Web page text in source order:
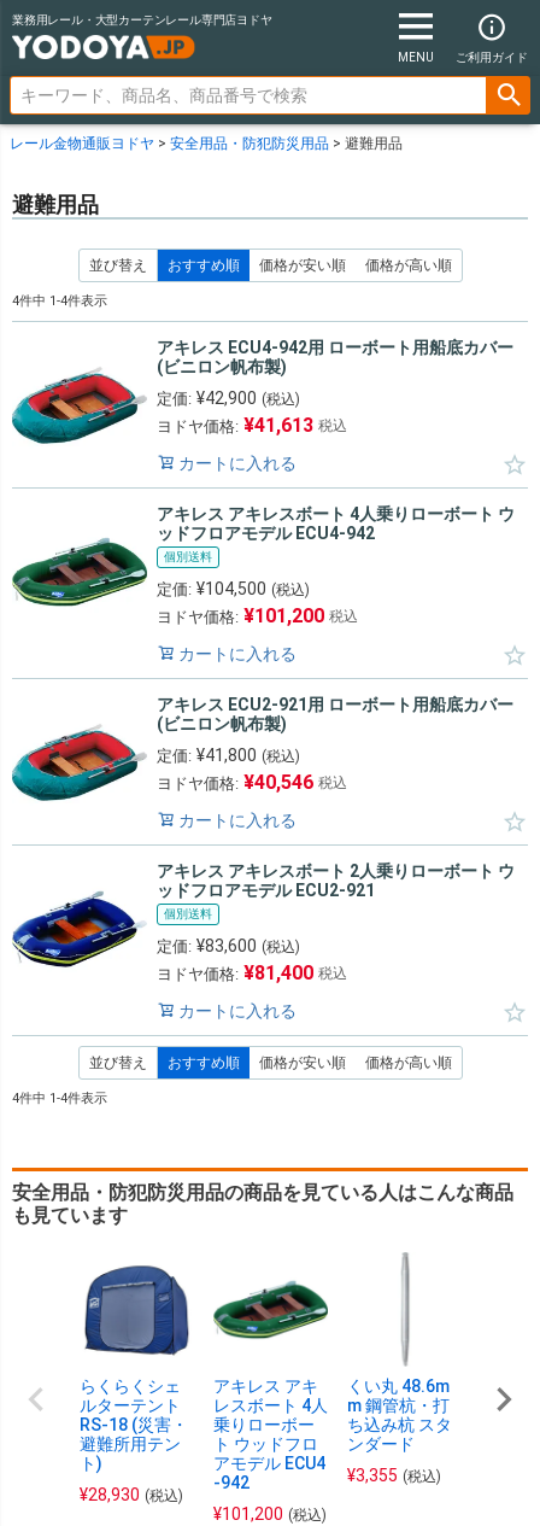
業務用レール・大型カーテンレール専門店ヨドヤ
MENU ご利用ガイド
レール金物通販ヨドヤ 安全用品・防犯防災用品 避難用品
避難用品
並び替え おすすめ順 価格が安い順 価格が高い順
4件中 1-4件表示
アキレス ECU4-942用 ローボート用船底カバー
(ビニロン帆布製)
定価: ¥42,900 (税込)
ヨドヤ価格: ¥41,613 税込
カートに入れる
アキレス アキレスボート 4人乗りローボート ウ
ッドフロアモデル ECU4-942
個別送料
定価: ¥104,500 (税込)
ヨドヤ価格: ¥101,200 税込
カートに入れる
アキレス ECU2-921用 ローボート用船底カバー
(ビニロン帆布製)
定価: ¥41,800 (税込)
ヨドヤ価格: ¥40,546 税込
カートに入れる
アキレス アキレスボート 2人乗りローボート ウ
ッドフロアモデル ECU2-921
個別送料
定価: ¥83,600 (税込)
ヨドヤ価格: ¥81,400 税込
カートに入れる
並び替え おすすめ順 価格が安い順 価格が高い順
4件中 1-4件表示
安全用品・防犯防災用品の商品を見ている人はこんな商品
も見ています
らくらくシェ
ルターテント
RS-18 (災害・
避難所用テン
ト)
¥28,930 (税込)
アキレス アキ
レスボート 4人
乗りローボー
ト ウッドフロ
アモデル ECU4
-942
¥101,200 (税込)
くい丸 48.6m
m 鋼管杭・打
ち込み杭 スタ
ンダード
¥3,355 (税込)
アキレ
レス